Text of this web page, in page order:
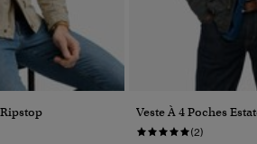
Veste À 4 Poches
(2)